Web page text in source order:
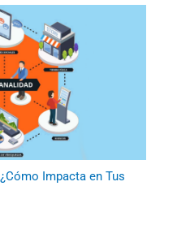
Impacta en Tus